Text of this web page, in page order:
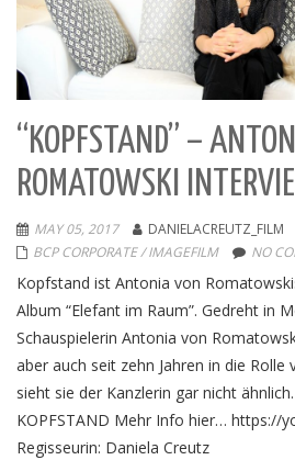
“KOPFSTAND” –
ROMATOWSKI
MAY 05, 2017
DANIELACREUTZ_FILM
BCP CORPORATE / IMAGEFILM
NO
Kopfstand ist Antonia von
Album “Elefant im Raum”. Gedreht in
Schauspielerin Antonia von
aber auch seit zehn Jahren in die Rolle
sieht sie der Kanzlerin gar nicht
KOPFSTAND Mehr Info hier… https://
Regisseurin: Daniela Creutz